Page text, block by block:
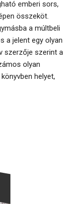
emberi sors,
összeköt.
a múltbeli
a jelent egy olyan
szerzője szerint a
olyan
helyet,